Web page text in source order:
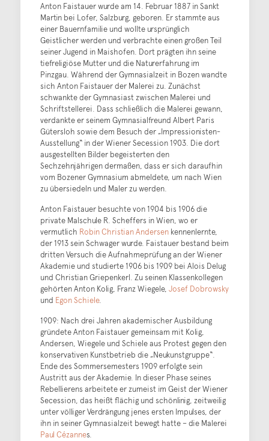
Anton Faistauer wurde am 14. Februar 1887 in Sankt
Martin bei Lofer, Salzburg, geboren. Er stammte aus
einer Bauernfamilie und wollte ursprünglich
Geistlicher werden und verbrachte einen großen Teil
seiner Jugend in Maishofen. Dort prägten ihn seine
tiefreligiöse Mutter und die Naturerfahrung im
Pinzgau. Während der Gymnasialzeit in Bozen wandte
sich Anton Faistauer der Malerei zu. Zunächst
schwankte der Gymnasiast zwischen Malerei und
Schriftstellerei. Dass schließlich die Malerei gewann,
verdankte er seinem Gymnasialfreund Albert Paris
Gütersloh sowie dem Besuch der „Impressionisten-
Ausstellung“ in der Wiener Secession 1903. Die dort
ausgestellten Bilder begeisterten den
Sechzehnjährigen dermaßen, dass er sich daraufhin
vom Bozener Gymnasium abmeldete, um nach Wien
zu übersiedeln und Maler zu werden.
Anton Faistauer besuchte von 1904 bis 1906 die
private Malschule R. Scheffers in Wien, wo er
vermutlich Robin Christian Andersenkennenlernte,
der 1913 sein Schwager wurde. Faistauer bestand beim
dritten Versuch die Aufnahmeprüfung an der Wiener
Akademie und studierte 1906 bis 1909 bei Alois Delug
und Christian Griepenkerl. Zu seinen Klassenkollegen
gehörten Anton Kolig, Franz Wiegele, Josef Dobrowsky
und Egon Schiele.
1909: Nach drei Jahren akademischer Ausbildung
gründete Anton Faistauer gemeinsam mit Kolig,
Andersen, Wiegele und Schiele aus Protest gegen den
konservativen Kunstbetrieb die „Neukunstgruppe“.
Ende des Sommersemesters 1909 erfolgte sein
Austritt aus der Akademie. In dieser Phase seines
Rebellierens arbeitete er zumeist im Geist der Wiener
Secession, das heißt flächig und schönlinig, zeitweilig
unter völliger Verdrängung jenes ersten Impulses, der
ihn in seiner Gymnasialzeit bewegt hatte – die Malerei
Paul Cézannes.